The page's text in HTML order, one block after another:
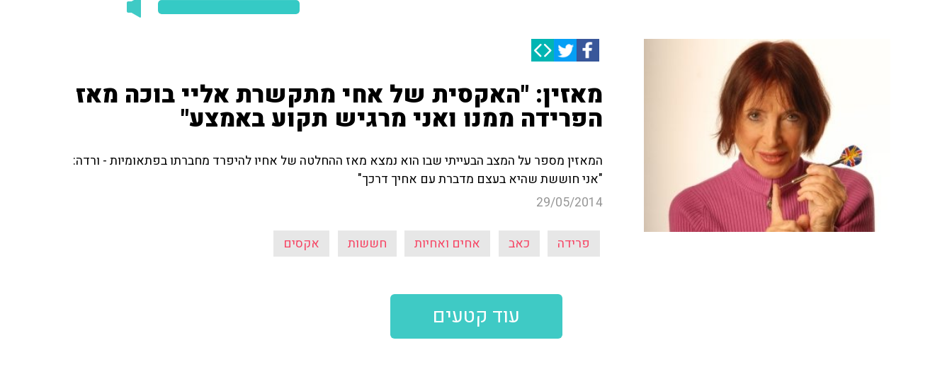
מאזין: "האקסית של אחי מתקשרת אליי בוכה מאז
הפרידה ממנו ואני מרגיש תקוע באמצע"
המאזין מספר על המצב הבעייתי שבו הוא נמצא מאז ההחלטה של אחיו להיפרד מחברתו בפתאומיות - ורדה:
"אני חוששת שהיא בעצם מדברת עם אחיך דרכך"
29/05/2014
פרידה כאב אחים ואחיות חששות אקסים
עוד קטעים